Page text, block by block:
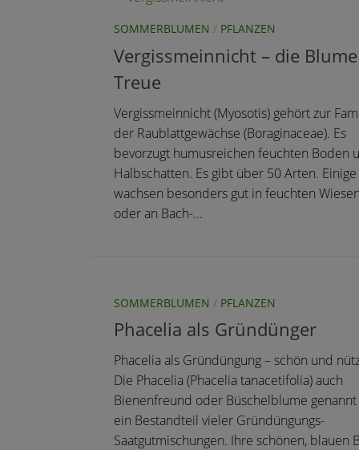
SOMMERBLUMEN / PFLANZEN
Vergissmeinnicht – die
Treue
Vergissmeinnicht (Myosotis) gehört zur
der Raublattgewächse (Boraginaceae). Es
bevorzugt humusreichen feuchten Boden
Halbschatten. Es gibt über 50 Arten. Einige
wachsen besonders gut in feuchten
oder an Bach-...
SOMMERBLUMEN / PFLANZEN
Phacelia als Gründünger
Phacelia als Gründüngung – schön und
Die Phacelia (Phacelia tanacetifolia) auch
Bienenfreund oder Büschelblume
ein Bestandteil vieler Gründüngungs-
Saatgutmischungen. Ihre schönen, blauen